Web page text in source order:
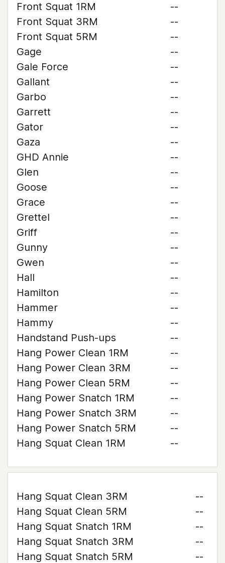
Front Squat 1RM
--
Front Squat 3RM
--
Front Squat 5RM
--
Gage
--
Gale Force
--
Gallant
--
Garbo
--
Garrett
--
Gator
--
Gaza
--
GHD Annie
--
Glen
--
Goose
--
Grace
--
Grettel
--
Griff
--
Gunny
--
Gwen
--
Hall
--
Hamilton
--
Hammer
--
Hammy
--
Handstand Push-ups
--
Hang Power Clean 1RM
--
Hang Power Clean 3RM
--
Hang Power Clean 5RM
--
Hang Power Snatch 1RM
--
Hang Power Snatch 3RM
--
Hang Power Snatch 5RM
--
Hang Squat Clean 1RM
--
Hang Squat Clean 3RM
--
Hang Squat Clean 5RM
--
Hang Squat Snatch 1RM
--
Hang Squat Snatch 3RM
--
Hang Squat Snatch 5RM
--